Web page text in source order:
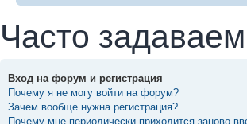
Часто
Вход на форум и регистрация
Почему я не могу войти на форум?
Зачем вообще нужна регистрация?
Почему мне периодически приходится заново